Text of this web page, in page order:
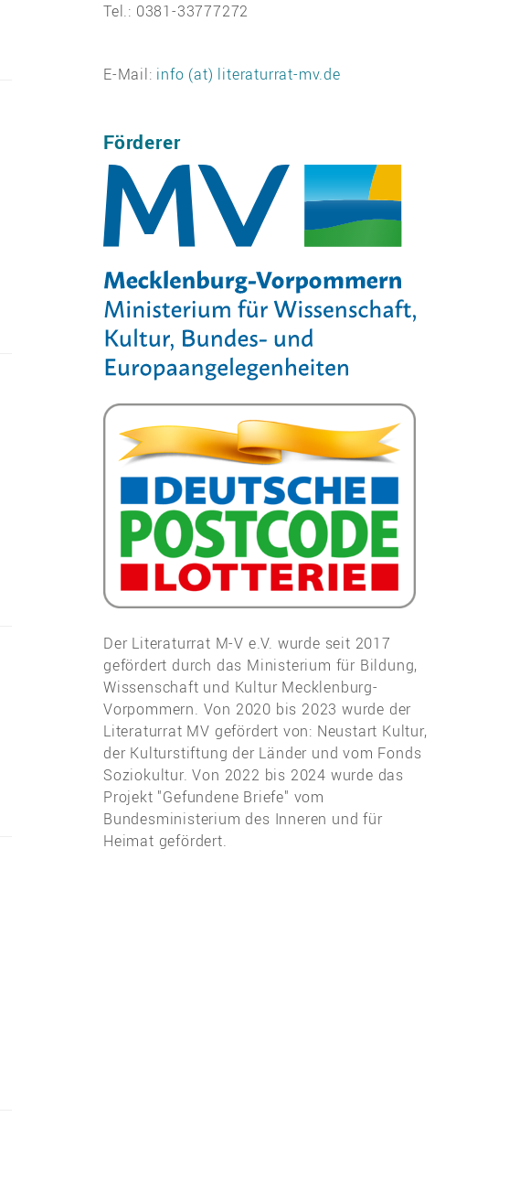
Tel.: 0381-33777272
E-Mail: info (at) literaturrat-mv.de
Förderer
Der Literaturrat M-V e.V. wurde seit 2017
gefördert durch das Ministerium für Bildung,
Wissenschaft und Kultur Mecklenburg-
Vorpommern. Von 2020 bis 2023 wurde der
Literaturrat MV gefördert von: Neustart Kultur,
der Kulturstiftung der Länder und vom Fonds
Soziokultur. Von 2022 bis 2024 wurde das
Projekt "Gefundene Briefe" vom
Bundesministerium des Inneren und für
Heimat gefördert.